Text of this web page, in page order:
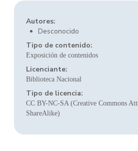
Autores:
Desconocido
Tipo de contenido:
Exposición de contenidos
Licenciante:
Biblioteca Nacional
Tipo de licencia:
CC BY-NC-SA (Creative Commons
ShareAlike)